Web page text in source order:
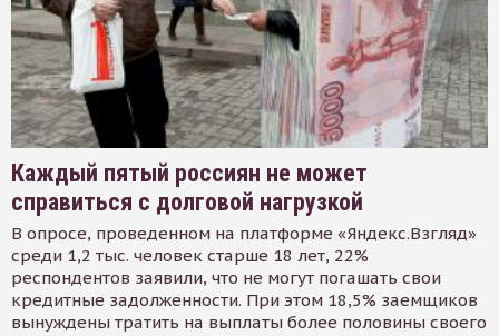
Каждый пятый россиян не может
справиться с долговой нагрузкой
В опросе, проведенном на платформе «Яндекс.Взгляд»
среди 1,2 тыс. человек старше 18 лет, 22%
респондентов заявили, что не могут погашать свои
кредитные задолженности. При этом 18,5% заемщиков
вынуждены тратить на выплаты более половины своего